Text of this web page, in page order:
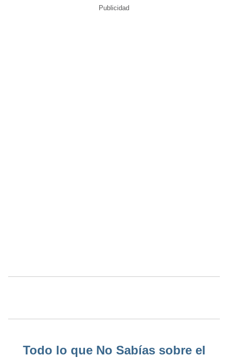
Publicidad
Todo lo que No Sabías sobre el